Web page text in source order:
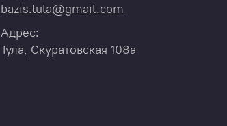
bazis.tula@gmail.com
Адрес:
Тула, Скуратовская 108а